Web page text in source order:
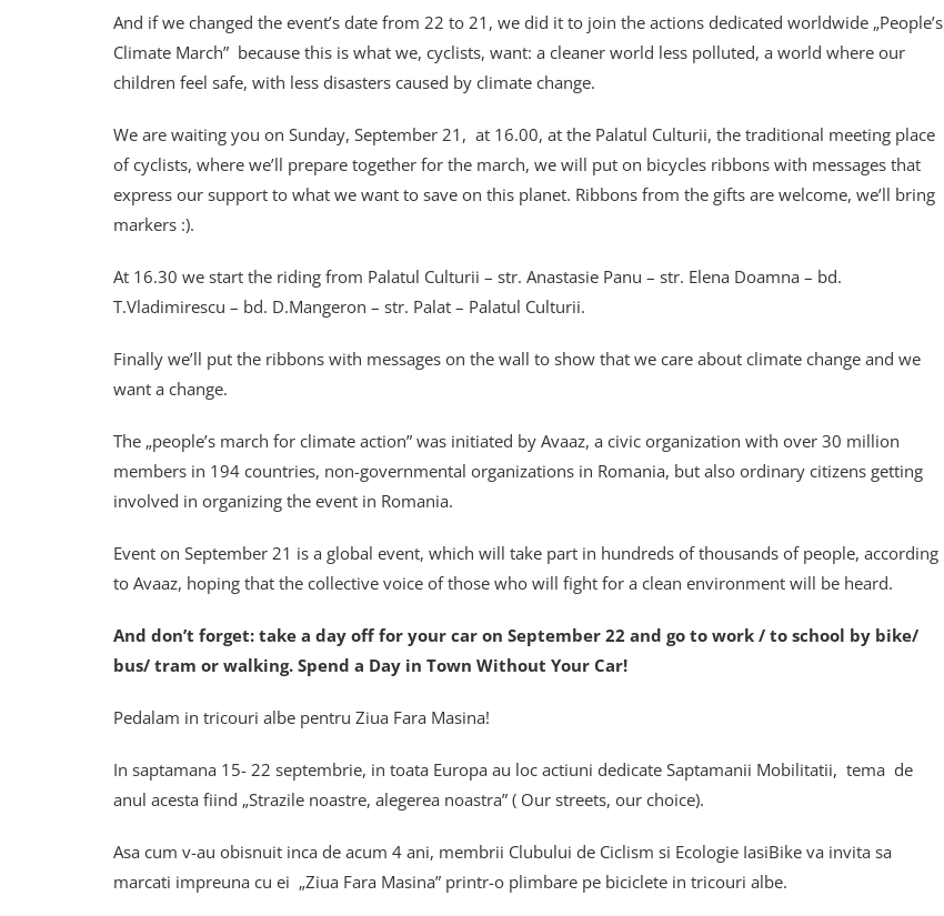
And if we changed the event’s date from 22 to 21, we did it to join the actions dedicated worldwide „People’s
Climate March” because this is what we, cyclists, want: a cleaner world less polluted, a world where our
children feel safe, with less disasters caused by climate change.
We are waiting you on Sunday, September 21, at 16.00, at the Palatul Culturii, the traditional meeting place
of cyclists, where we’ll prepare together for the march, we will put on bicycles ribbons with messages that
express our support to what we want to save on this planet. Ribbons from the gifts are welcome, we’ll bring
markers :).
At 16.30 we start the riding from Palatul Culturii – str. Anastasie Panu – str. Elena Doamna – bd.
T.Vladimirescu – bd. D.Mangeron – str. Palat – Palatul Culturii.
Finally we’ll put the ribbons with messages on the wall to show that we care about climate change and we
want a change.
The „people’s march for climate action” was initiated by Avaaz, a civic organization with over 30 million
members in 194 countries, non-governmental organizations in Romania, but also ordinary citizens getting
involved in organizing the event in Romania.
Event on September 21 is a global event, which will take part in hundreds of thousands of people, according
to Avaaz, hoping that the collective voice of those who will fight for a clean environment will be heard.
And don’t forget: take a day off for your car on September 22 and go to work / to school by bike/
bus/ tram or walking. Spend a Day in Town Without Your Car!
Pedalam in tricouri albe pentru Ziua Fara Masina!
In saptamana 15- 22 septembrie, in toata Europa au loc actiuni dedicate Saptamanii Mobilitatii, tema de
anul acesta fiind „Strazile noastre, alegerea noastra” ( Our streets, our choice).
Asa cum v-au obisnuit inca de acum 4 ani, membrii Clubului de Ciclism si Ecologie IasiBike va invita sa
marcati impreuna cu ei „Ziua Fara Masina” printr-o plimbare pe biciclete in tricouri albe.